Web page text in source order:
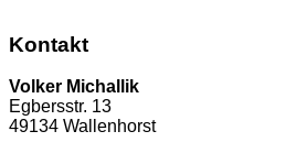
Kontakt
Volker Michallik
Egbersstr. 13
49134 Wallenhorst